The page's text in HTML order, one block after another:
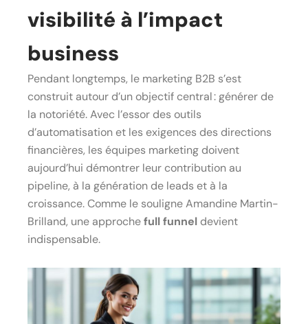
visibilité à l’impact
business
Pendant longtemps, le marketing B2B s’est
construit autour d’un objectif central : générer de
la notoriété. Avec l’essor des outils
d’automatisation et les exigences des directions
financières, les équipes marketing doivent
aujourd’hui démontrer leur contribution au
pipeline, à la génération de leads et à la
croissance. Comme le souligne Amandine Martin-
Brilland, une approchefull funneldevient
indispensable.